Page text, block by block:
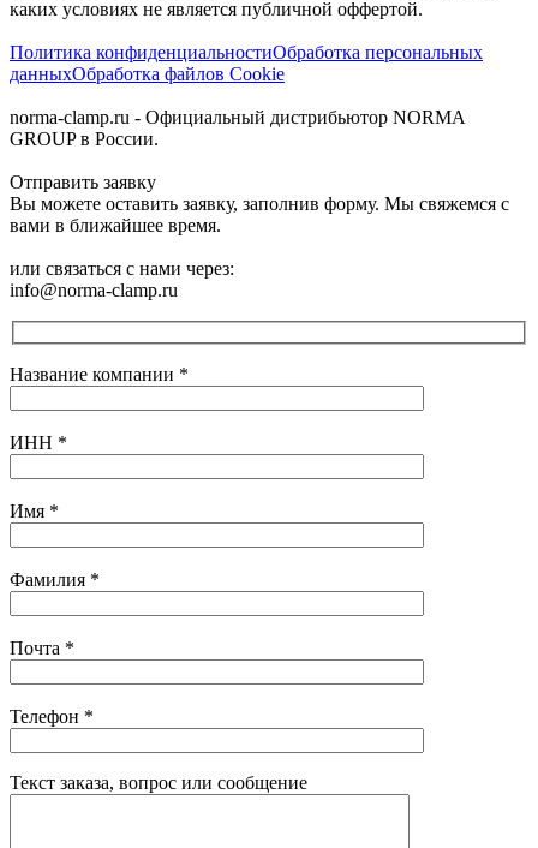
каких условиях не является публичной оффертой.‍
Политика конфиденциальностиОбработка персональных
данныхОбработка файлов Cookie
norma-clamp.ru - Официальный дистрибьютор NORMA
GROUP в России.
Отправить заявку
Вы можете оставить заявку, заполнив форму. Мы свяжемся с
вами в ближайшее время.
или связаться с нами через:
info@norma-clamp.ru
Название компании *
ИНН *
Имя *
Фамилия *
Почта *
Телефон *
Текст заказа, вопрос или сообщение